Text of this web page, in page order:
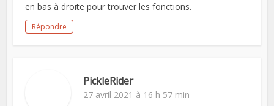
en bas à droite pour trouver les fonctions.
Répondre
PickleRider
27 avril 2021 à 16 h 57 min